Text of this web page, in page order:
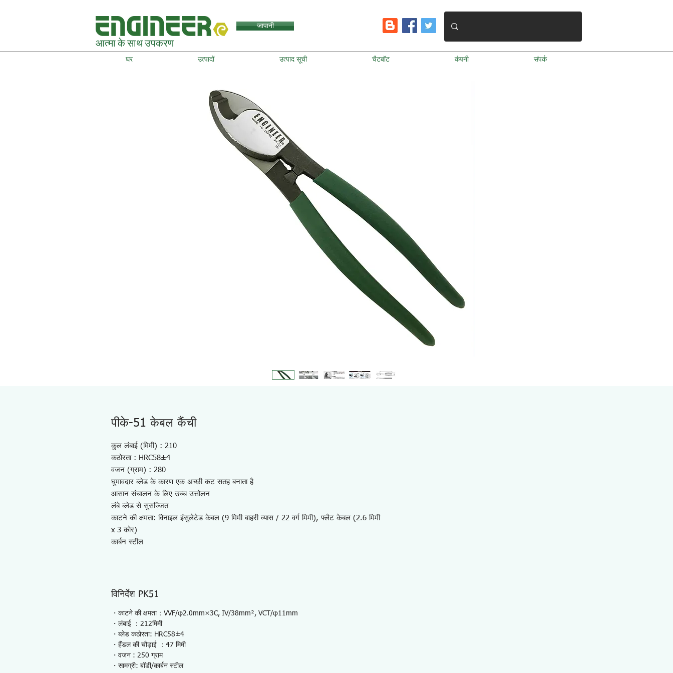
जापानी
आत्मा के साथ उपकरण
घर उत्पादों उत्पाद सूची चैटबॉट कंपनी संपर्क
पीके-51 केबल कैंची
कुल लंबाई (मिमी) : 210
कठोरता : HRC58±4
वजन (ग्राम) : 280
घुमावदार ब्लेड के कारण एक अच्छी कट सतह बनाता है
आसान संचालन के लिए उच्च उत्तोलन
लंबे ब्लेड से सुसज्जित
काटने की क्षमता: विनाइल इंसुलेटेड केबल (9 मिमी बाहरी व्यास / 22 वर्ग मिमी), फ्लैट केबल (2.6 मिमी
x 3 कोर)
कार्बन स्टील
विनिर्देश PK51
・काटने की क्षमता：VVF/φ2.0mm×3C, IV/38mm², VCT/φ11mm
・लंबाई ：212मिमी
・ब्लेड कठोरता: HRC58±4
・हैंडल की चौड़ाई ：47 मिमी
・वजन : 250 ग्राम
・सामग्री: बॉडी/कार्बन स्टील